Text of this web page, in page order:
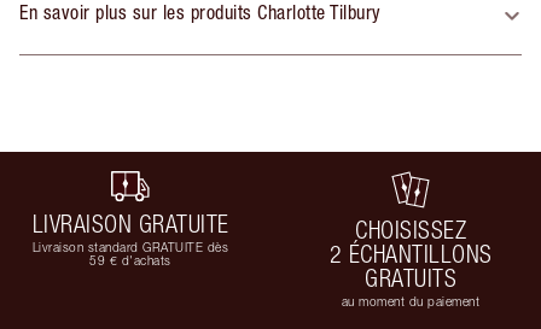
En savoir plus sur les produits Charlotte Tilbury
LIVRAISON GRATUITE
Livraison standard GRATUITE dès
59 € d'achats
CHOISISSEZ
2 ÉCHANTILLONS
GRATUITS
au moment du paiement